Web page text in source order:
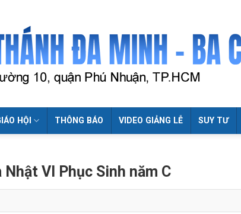
HỘI THÔNG BÁO VIDEO GIẢNG LỄ SUY TƯ
VI Phục Sinh năm C